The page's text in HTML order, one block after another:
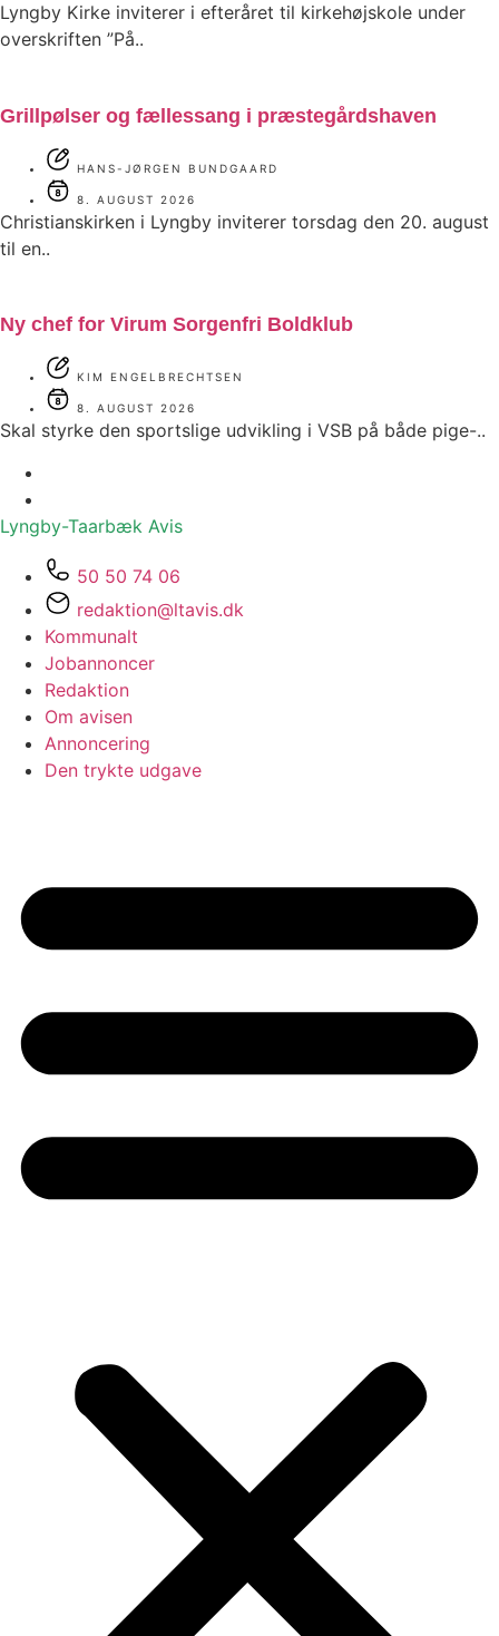
Lyngby Kirke inviterer i efteråret til kirkehøjskole under
overskriften ”På..
Grillpølser og fællessang i præstegårdshaven
HANS-JØRGEN BUNDGAARD
8. AUGUST 2026
Christianskirken i Lyngby inviterer torsdag den 20. august
til en..
Ny chef for Virum Sorgenfri Boldklub
KIM ENGELBRECHTSEN
8. AUGUST 2026
Skal styrke den sportslige udvikling i VSB på både pige-..
Lyngby-Taarbæk Avis
50 50 74 06
redaktion@ltavis.dk
Kommunalt
Jobannoncer
Redaktion
Om avisen
Annoncering
Den trykte udgave